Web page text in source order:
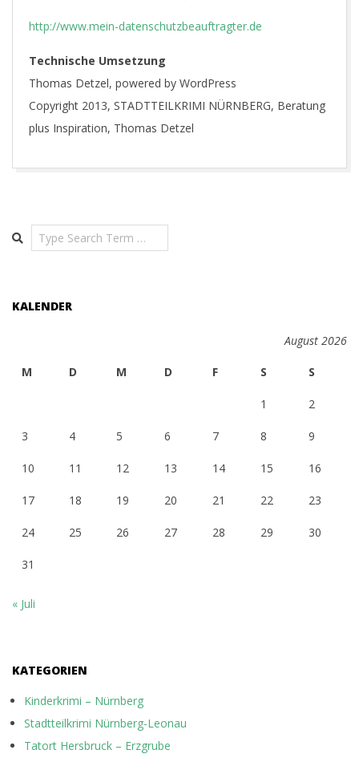
http://www.mein-datenschutzbeauftragter.de
Technische Umsetzung
Thomas Detzel, powered by WordPress
Copyright 2013, STADTTEILKRIMI NÜRNBERG, Beratung
plus Inspiration, Thomas Detzel
Search
KALENDER
August 2026
M D M D F S S
1 2
3 4 5 6 7 8 9
10 11 12 13 14 15 16
17 18 19 20 21 22 23
24 25 26 27 28 29 30
31
« Juli
KATEGORIEN
Kinderkrimi – Nürnberg
Stadtteilkrimi Nürnberg-Leonau
Tatort Hersbruck – Erzgrube